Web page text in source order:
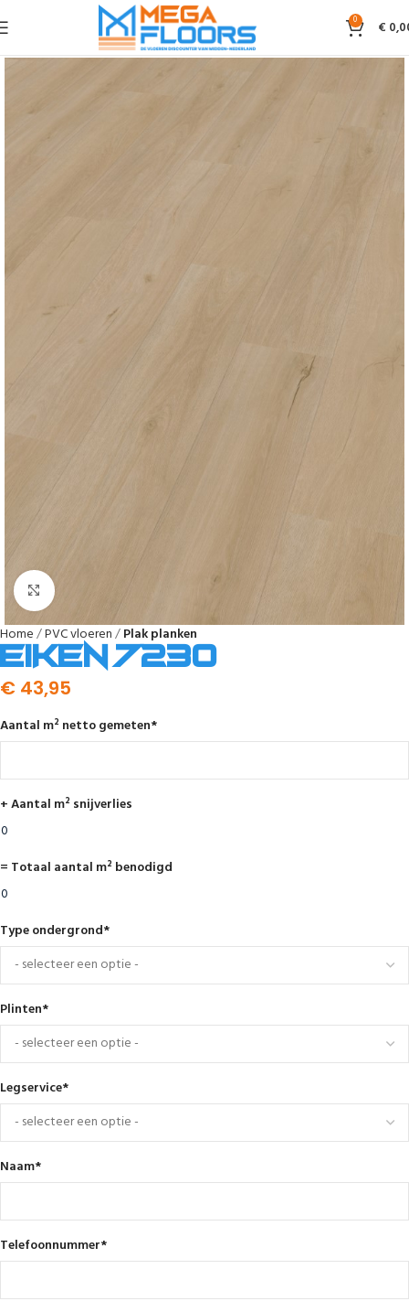
0 €
Home PVC vloeren Plak planken
Eiken 7230
€ 43,95
Aantal m² netto gemeten*
+ Aantal m² snijverlies
= Totaal aantal m² benodigd
Type ondergrond*
Plinten*
Legservice*
Naam*
Telefoonnummer*
Afbeelding vergroten